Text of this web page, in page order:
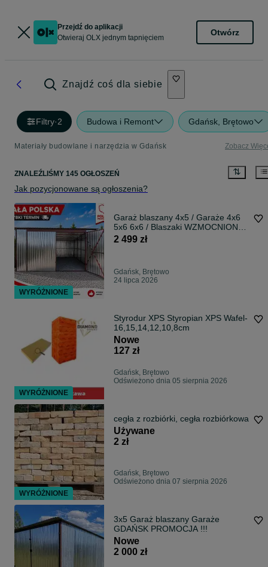
Przejdź do aplikacji
Otwieraj OLX jednym tapnięciem
Otwórz
Znajdź coś dla siebie
Filtry·2 Budowa i Remont Gdańsk, Brętowo
Materiały budowlane i narzędzia w Gdańsk Zobacz
ZNALEŹLIŚMY 145 OGŁOSZEŃ
Jak pozycjonowane są ogłoszenia?
Garaż blaszany 4x5 / Garaże 4x6
5x6 6x6 / Blaszaki WZMOCNIONE /
Blaszak montaż GRATIS Cała
2 499 zł
Gdańsk, Brętowo
24 lipca 2026
Styrodur XPS Styropian XPS Wafel-
16,15,14,12,10,8cm
Nowe
127 zł
Gdańsk, Brętowo
Odświeżono dnia 05 sierpnia 2026
cegła z rozbiórki, cegła rozbiórkowa
Używane
2 zł
Gdańsk, Brętowo
Odświeżono dnia 07 sierpnia 2026
3x5 Garaż blaszany Garaże
GDAŃSK PROMOCJA !!!
Nowe
2 000 zł
WYRÓŻNIONE
WYRÓŻNIONE
WYRÓŻNIONE